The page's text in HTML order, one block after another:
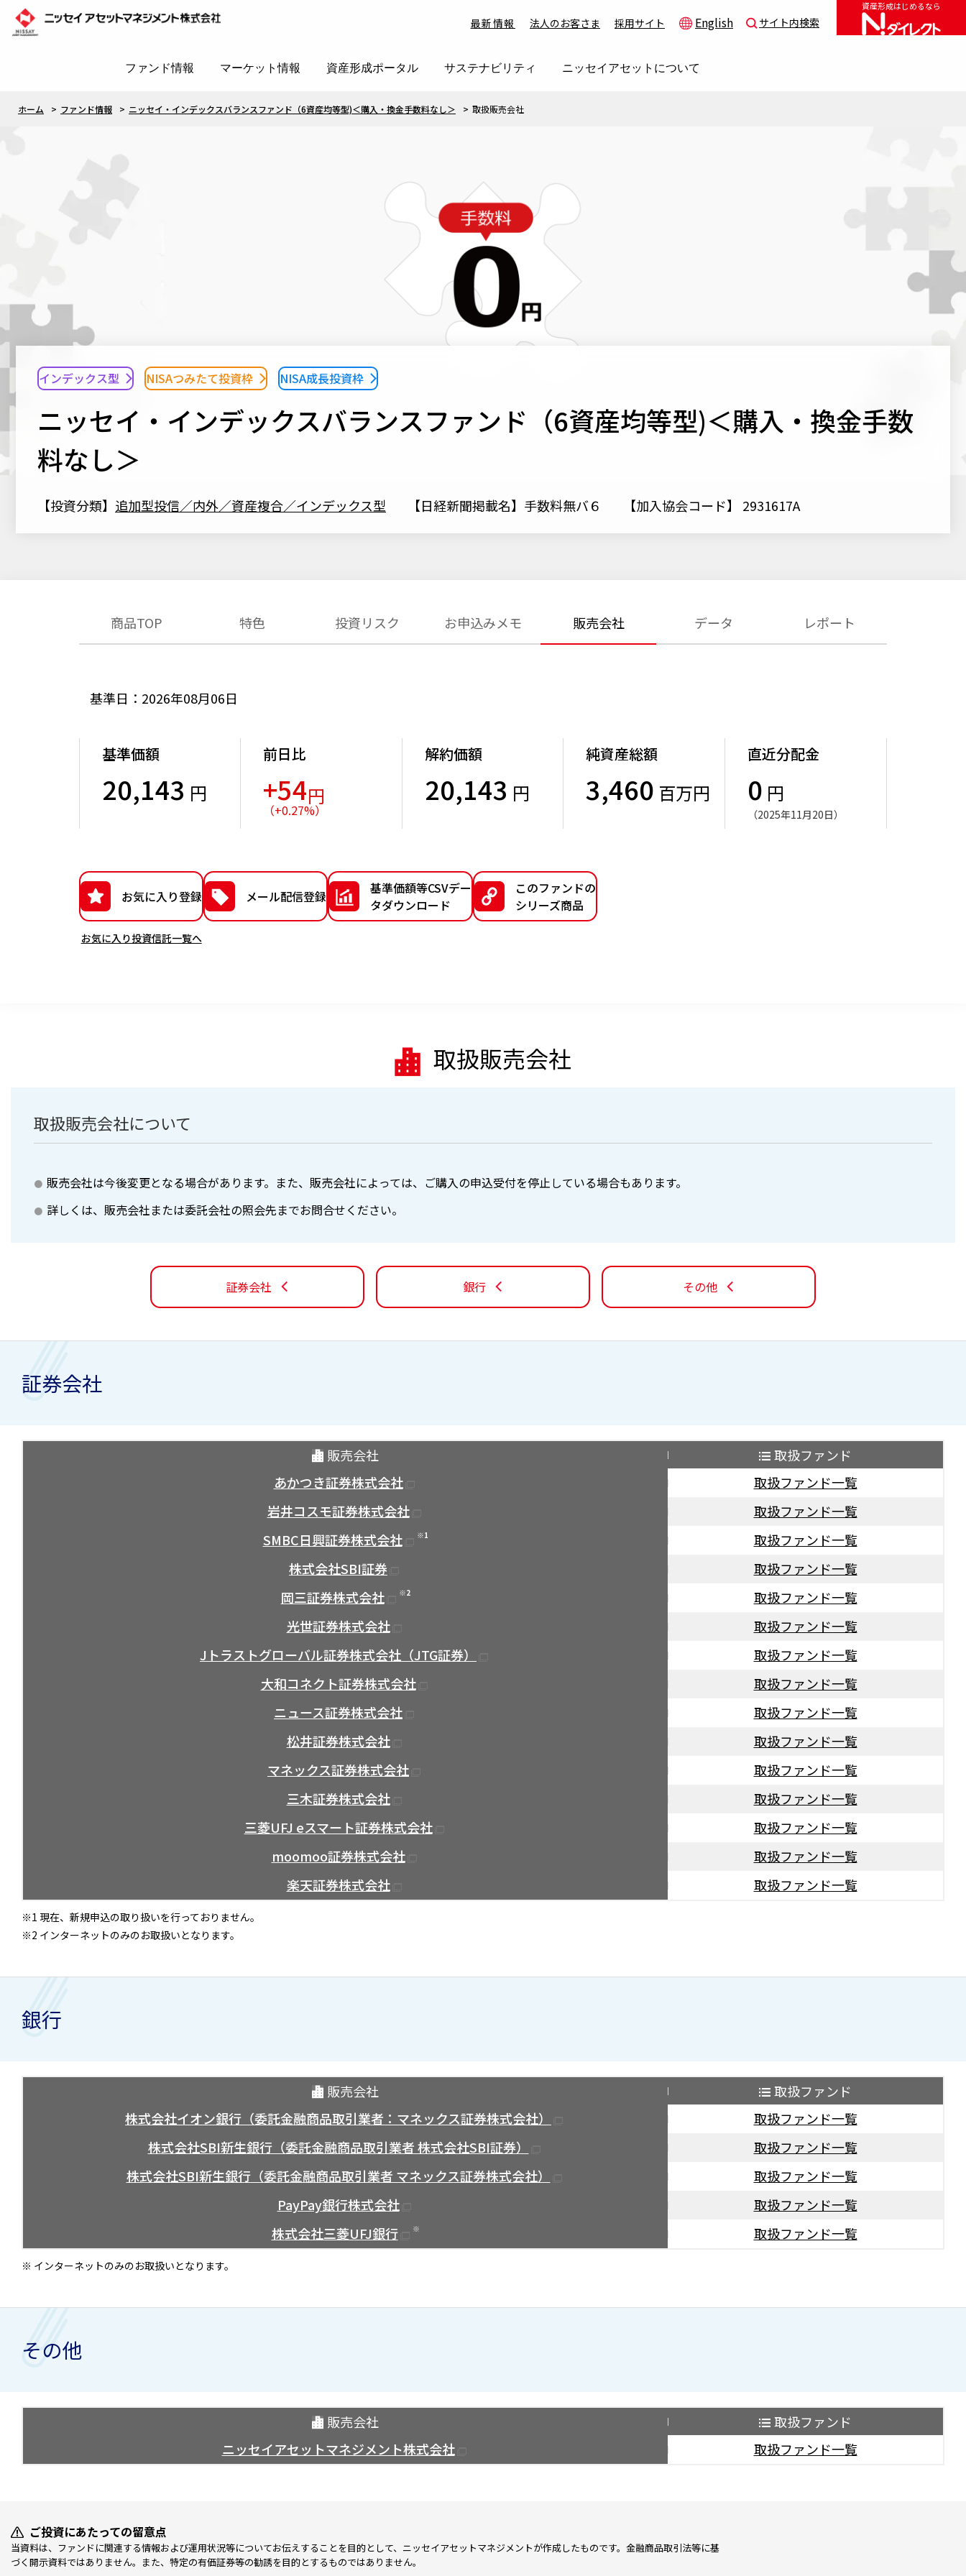
最新情報 法人のお客さま 採用サイト English サイト内検索
ファンド情報 マーケット情報 資産形成ポータル サステナビリティ ニッセイアセットについて
資産形成はじめるなら
ホーム ファンド情報 ニッセイ・インデックスバランスファンド（6資産均等型)＜購入・換金手数料なし＞ 取扱販売会社
ニッセイ・インデックスバランスファンド（6資産均等型)＜購入・換金手数
料なし＞
インデックス型 NISAつみたて投資枠 NISA成長投資枠
【投資分類】 追加型投信／内外／資産複合／インデックス型 【日経新聞掲載名】手数料無バ６ 【加入協会コード】 2931617A
商品TOP 特色 投資リスク お申込みメモ 販売会社 データ レポート
基準日：2026年08月06日
基準価額
20,143 円
前日比
+54円
（+0.27%）
解約価額
20,143 円
純資産総額
3,460 百万円
直近分配金
0 円
（2025年11月20日）
お気に入り登録
お気に入り投資信託一覧へ
メール配信登録
基準価額等CSVデー
タダウンロード
このファンドの
シリーズ商品
取扱販売会社
取扱販売会社について
販売会社は今後変更となる場合があります。また、販売会社によっては、ご購入の申込受付を停止している場合もあります。
詳しくは、販売会社または委託会社の照会先までお問合せください。
証券会社 銀行 その他
証券会社
販売会社
取扱ファンド
あかつき証券株式会社
取扱ファンド一覧
岩井コスモ証券株式会社
取扱ファンド一覧
SMBC日興証券株式会社
※1
取扱ファンド一覧
株式会社SBI証券
取扱ファンド一覧
岡三証券株式会社
※2
取扱ファンド一覧
光世証券株式会社
取扱ファンド一覧
Jトラストグローバル証券株式会社（JTG証券）
取扱ファンド一覧
大和コネクト証券株式会社
取扱ファンド一覧
ニュース証券株式会社
取扱ファンド一覧
松井証券株式会社
取扱ファンド一覧
マネックス証券株式会社
取扱ファンド一覧
三木証券株式会社
取扱ファンド一覧
三菱UFJ eスマート証券株式会社
取扱ファンド一覧
moomoo証券株式会社
取扱ファンド一覧
楽天証券株式会社
取扱ファンド一覧
※1 現在、新規申込の取り扱いを行っておりません。
※2 インターネットのみのお取扱いとなります。
銀行
販売会社
取扱ファンド
株式会社イオン銀行（委託金融商品取引業者：マネックス証券株式会社）
取扱ファンド一覧
株式会社SBI新生銀行（委託金融商品取引業者 株式会社SBI証券）
取扱ファンド一覧
株式会社SBI新生銀行（委託金融商品取引業者 マネックス証券株式会社）
取扱ファンド一覧
PayPay銀行株式会社
取扱ファンド一覧
株式会社三菱UFJ銀行
※ 取扱ファンド一覧
※ インターネットのみのお取扱いとなります。
その他
販売会社
取扱ファンド
ニッセイアセットマネジメント株式会社
取扱ファンド一覧
ご投資にあたっての留意点
当資料は、ファンドに関連する情報および運用状況等についてお伝えすることを目的として、ニッセイアセットマネジメントが作成したものです。金融商品取引法等に基
づく開示資料ではありません。また、特定の有価証券等の勧誘を目的とするものではありません。